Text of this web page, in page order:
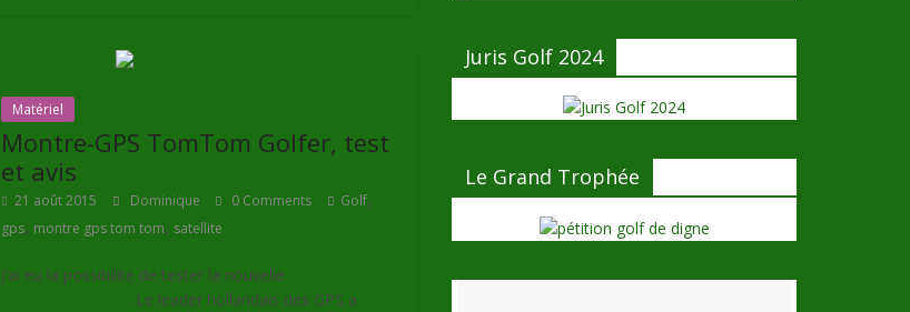
Matériel
Montre-GPS TomTom Golfer, test
et avis
21 août 2015 Dominique 0 Comments Golf,
gps, montre gps tom tom, satellite
J’ai eu la possibilité de tester la nouvelle
. Le leader hollandais des GPS a
Juris Golf 2024
Le Grand Trophée